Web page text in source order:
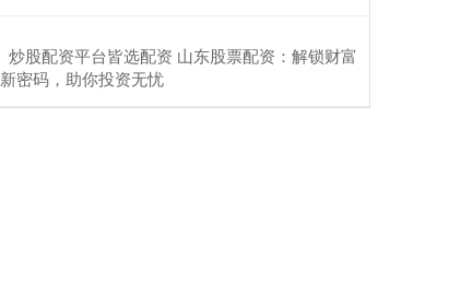
​炒股配资平台皆选配资 山东股票配资：解锁财富
新密码，助你投资无忧